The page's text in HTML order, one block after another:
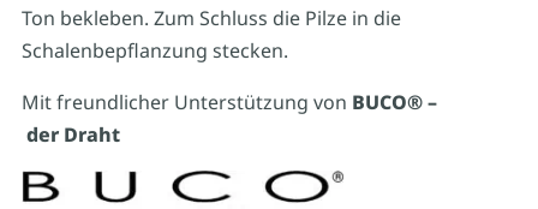
Ton bekleben. Zum Schluss die Pilze in die
Schalenbepflanzung stecken.
Mit freundlicher Unterstützung von BUCO® –
der Draht